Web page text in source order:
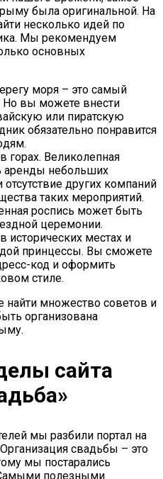
была оригинальной. На
несколько идей по
Мы рекомендуем
основных
моря – это самый
Но вы можете внести
или пиратскую
обязательно понравится
Великолепная
аренды небольших
других компаний
таких мероприятий.
роспись может быть
церемонии.
местах и
принцессы. Вы сможете
код и оформить
стиле.
множество советов и
организована
сайта
мы разбили портал на
свадьбы – это
мы постарались
полезными